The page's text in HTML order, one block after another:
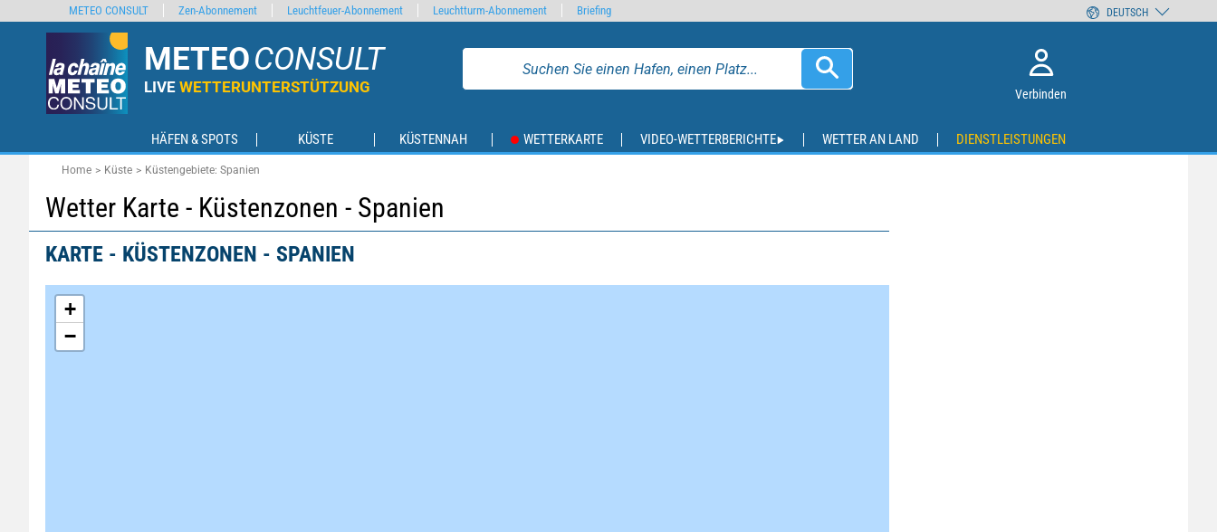
METEOCONSULT
LIVE WETTERUNTERSTÜTZUNG Verbinden
HÄFEN & SPOTS KÜSTE KÜSTENNAH WETTERKARTE VIDEO-WETTERBERICHTE WETTER AN LAND DIENSTLEISTUNGEN
Home Küste Küstengebiete: Spanien
Wetter Karte - Küstenzonen - Spanien
KARTE - KÜSTENZONEN - SPANIEN
+
−
METEO CONSULT Zen-Abonnement Leuchtfeuer-Abonnement Leuchtturm-Abonnement Briefing DEUTSCH